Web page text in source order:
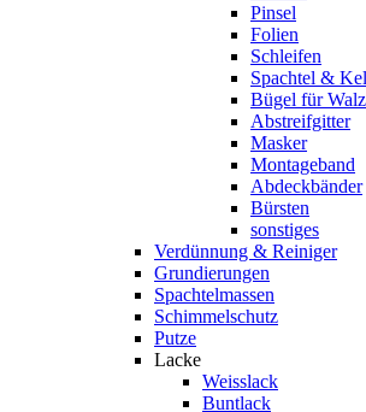
Pinsel
Folien
Schleifen
Spachtel &
Bügel für
Abstreifgitter
Masker
Montageband
Abdeckbänder
Bürsten
sonstiges
Verdünnung & Reiniger
Grundierungen
Spachtelmassen
Schimmelschutz
Putze
Lacke
Weisslack
Buntlack